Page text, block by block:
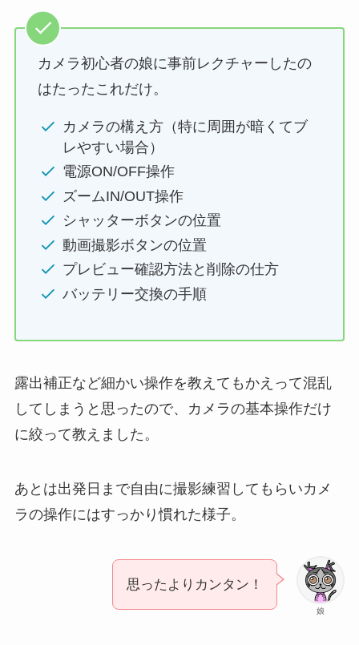
カメラ初心者の娘に事前レクチャーしたの
はたったこれだけ。
カメラの構え方（特に周囲が暗くてブ
レやすい場合）
電源ON/OFF操作
ズームIN/OUT操作
シャッターボタンの位置
動画撮影ボタンの位置
プレビュー確認方法と削除の仕方
バッテリー交換の手順
露出補正など細かい操作を教えてもかえって混乱
してしまうと思ったので、カメラの基本操作だけ
に絞って教えました。
あとは出発日まで自由に撮影練習してもらいカメ
ラの操作にはすっかり慣れた様子。
娘
思ったよりカンタン！